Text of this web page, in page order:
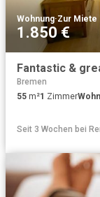
Wohnung·Zur Miete
1.850 €
Bremen
55 m²1 Zimmer
Seit 3 Wochen bei